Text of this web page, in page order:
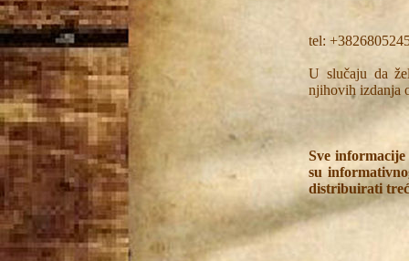
tel:
U slučaju da
njihovih izdanja
Sve
su
distribuirati